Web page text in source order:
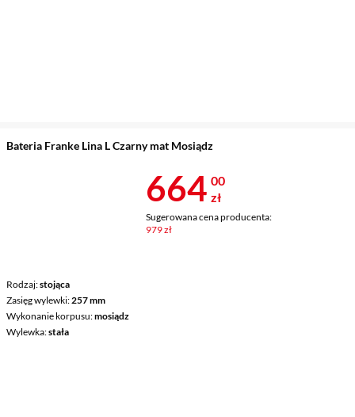
Bateria Franke Lina L Czarny mat Mosiądz
Rodzaj stojąca
Zasięg wylewki 257 mm
Wykonanie korpusu mosiądz
Wylewka stała
Cena 664 zł
664 00
zł
Sugerowana cena producenta:
979 zł